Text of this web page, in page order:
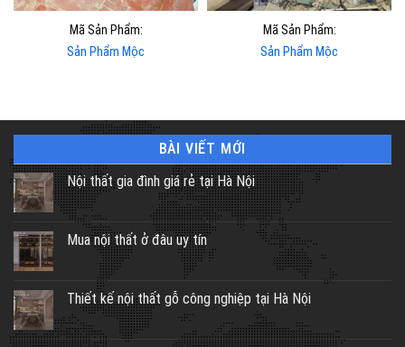
Mã Sản Phẩm:
Sản Phẩm Mộc
Mã Sản Phẩm:
Sản Phẩm Mộc
BÀI VIẾT MỚI
Nội thất gia đình giá rẻ tại Hà Nội
Mua nội thất ở đâu uy tín
Thiết kế nội thất gỗ công nghiệp tại Hà Nội